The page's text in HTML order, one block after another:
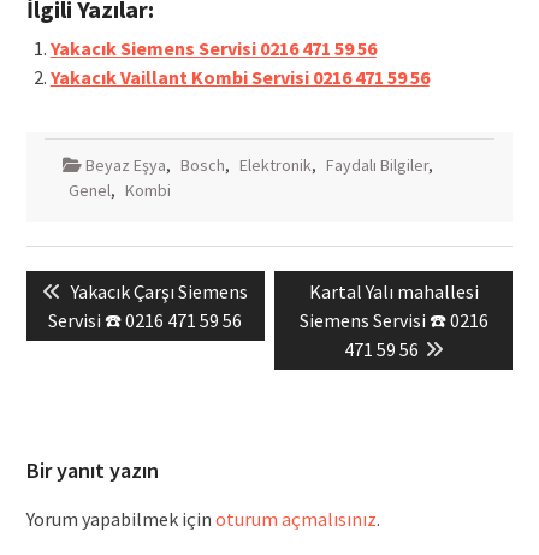
İlgili Yazılar:
Yakacık Siemens Servisi 0216 471 59 56
Yakacık Vaillant Kombi Servisi 0216 471 59 56
Beyaz Eşya, Bosch, Elektronik, Faydalı Bilgiler,
Genel, Kombi
gezinmesi
Previous
post:
Yakacık Çarşı Siemens
Servisi ☎️ 0216 471 59 56
Next
post:
Kartal Yalı mahallesi
Siemens Servisi ☎️ 0216
471 59 56
Bir yanıt yazın
Yorum yapabilmek için oturum açmalısınız.